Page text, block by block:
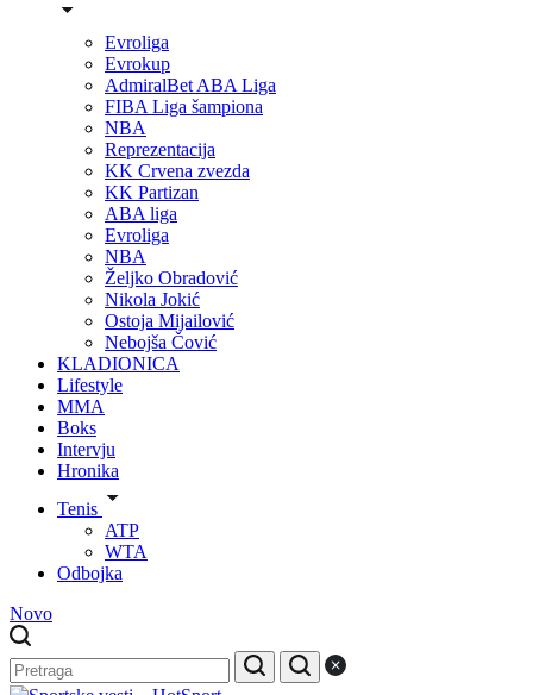
Evroliga
Evrokup
AdmiralBet ABA Liga
FIBA Liga šampiona
NBA
Reprezentacija
KK Crvena zvezda
KK Partizan
ABA liga
Evroliga
NBA
Željko Obradović
Nikola Jokić
Ostoja Mijailović
Nebojša Čović
KLADIONICA
Lifestyle
MMA
Boks
Intervju
Hronika
Tenis
ATP
WTA
Odbojka
Novo